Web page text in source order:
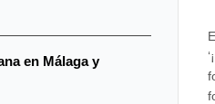
en Málaga y